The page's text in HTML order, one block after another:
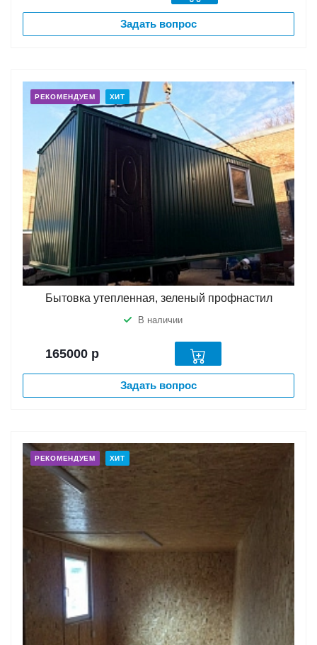
Задать вопрос
РЕКОМЕНДУЕМ ХИТ
Бытовка утепленная, зеленый профнастил
В наличии
165000 р
Задать вопрос
РЕКОМЕНДУЕМ ХИТ